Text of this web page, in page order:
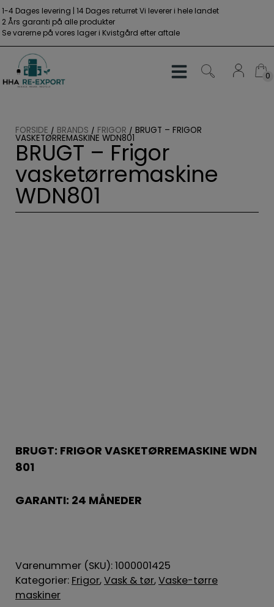
Hop
til
indholdet
1-4 Dages levering | 14 Dages returret Vi leverer i hele landet
2 Års garanti på alle produkter
Se varerne på vores lager i Kvistgård efter aftale
0
0
FORSIDE / BRANDS / FRIGOR /
BRUGT – FRIGOR
VASKETØRREMASKINE WDN801
BRUGT – Frigor
vasketørremaskine
WDN801
BRUGT: FRIGOR VASKETØRREMASKINE WDN
801
GARANTI: 24 MÅNEDER
Varenummer (SKU): 1000001425
Kategorier: Frigor, Vask & tør, Vaske-tørre
maskiner